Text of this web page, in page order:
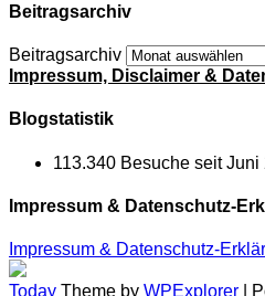
Beitragsarchiv
Beitragsarchiv
Impressum, Disclaimer &
Blogstatistik
113.340 Besuche seit Juni
Impressum & Datenschutz-
Impressum & Datenschutz-
Today Theme by WPExplorer |